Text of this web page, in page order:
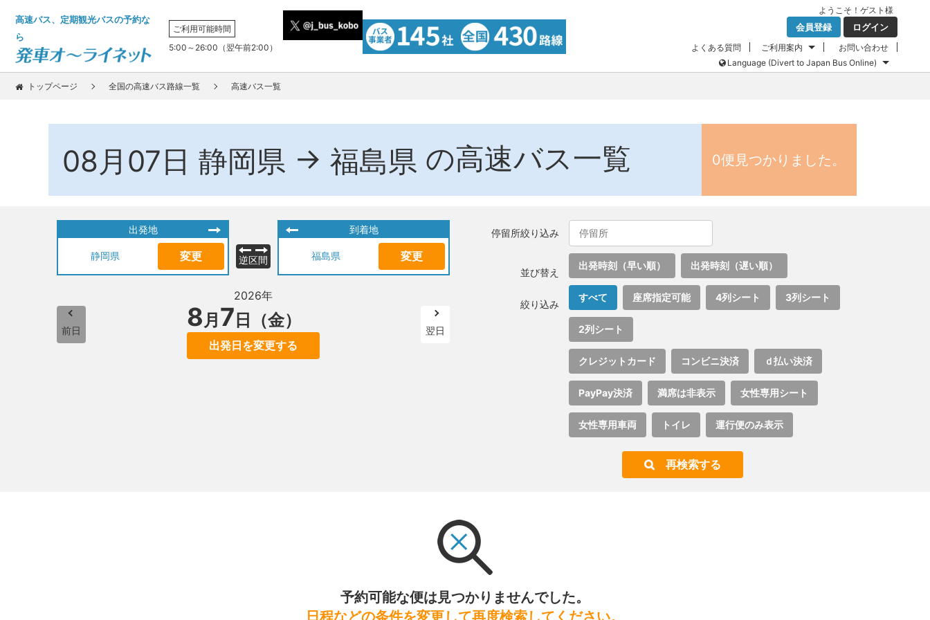
高速バス、定期観光バスの予約な
ら
ご利用可能時間
5:00～26:00（翌午前2:00）
ようこそ！ ゲスト 様
会員登録 ログイン
よくある質問 ご利用案内
お問い合わせ
Language (Divert to Japan Bus Online)
トップページ 全国の高速バス路線一覧 高速バス一覧
08月07日 静岡県 → 福島県 の高速バス一覧 0便見つかりました。
出発地
静岡県 変更 逆区間
到着地
福島県 変更
前日
2026年
8月 7 日（金）
出発日を変更する
翌日
停留所絞り込み
並び替え
出発時刻（早い順） 出発時刻（遅い順）
絞り込み
すべて 座席指定可能 4列シート 3列シート
2列シート
クレジットカード コンビニ決済 ｄ払い決済
PayPay決済 満席は非表示 女性専用シート
女性専用車両 トイレ 運行便のみ表示
再検索する
予約可能な便は見つかりませんでした。
日程などの条件を変更して再度検索してください。